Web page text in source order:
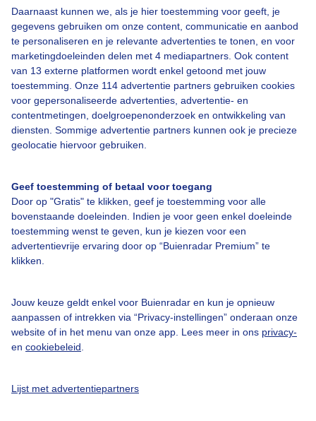
Daarnaast kunnen we, als je hier toestemming voor geeft, je
gegevens gebruiken om onze content, communicatie en aanbod
te personaliseren en je relevante advertenties te tonen, en voor
marketingdoeleinden delen met 4 mediapartners. Ook content
van 13 externe platformen wordt enkel getoond met jouw
toestemming. Onze 114 advertentie partners gebruiken cookies
voor gepersonaliseerde advertenties, advertentie- en
contentmetingen, doelgroepenonderzoek en ontwikkeling van
diensten. Sommige advertentie partners kunnen ook je precieze
geolocatie hiervoor gebruiken.
Geef toestemming of betaal voor toegang
Door op "Gratis" te klikken, geef je toestemming voor alle
bovenstaande doeleinden. Indien je voor geen enkel doeleinde
toestemming wenst te geven, kun je kiezen voor een
advertentievrije ervaring door op “Buienradar Premium” te
klikken.
Jouw keuze geldt enkel voor Buienradar en kun je opnieuw
aanpassen of intrekken via “Privacy-instellingen” onderaan onze
website of in het menu van onze app. Lees meer in ons privacy-
en cookiebeleid
Lijst met advertentiepartners
Over Buienradar
Bedrijfsgegevens
Veelgestelde vragen
Contact
Gebruikersvoorwaarden
Adverteren
Buienradar Team
Privacy beleid
Privacy instellingen
Gratis weerdata
Buienradar